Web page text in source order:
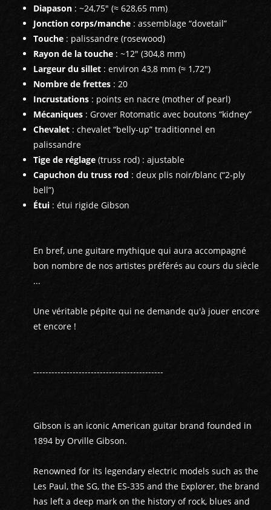
Diapason : ~24,75″ (≈ 628,65 mm)
Jonction corps/manche : assemblage “dovetail”
Touche : palissandre (rosewood)
Rayon de la touche : ~12″ (304,8 mm)
Largeur du sillet : environ 43,8 mm (≈ 1,72″)
Nombre de frettes : 20
Incrustations : points en nacre (mother of pearl)
Mécaniques : Grover Rotomatic avec boutons “kidney”
Chevalet : chevalet “belly-up” traditionnel en
palissandre
Tige de réglage (truss rod) : ajustable
Capuchon du truss rod : deux plis noir/blanc (“2-ply
bell”)
Étui : étui rigide Gibson
En bref, une guitare mythique qui aura accompagné
bon nombre de nos artistes préférés au cours du siècle
...
Une véritable pépite qui ne demande qu'à jouer encore
et encore !
-------------------------------------------
Gibson is an iconic American guitar brand founded in
1894 by Orville Gibson.
Renowned for its legendary electric models such as the
Les Paul, the SG, the ES-335 and the Explorer, the brand
has left a deep mark on the history of rock, blues and